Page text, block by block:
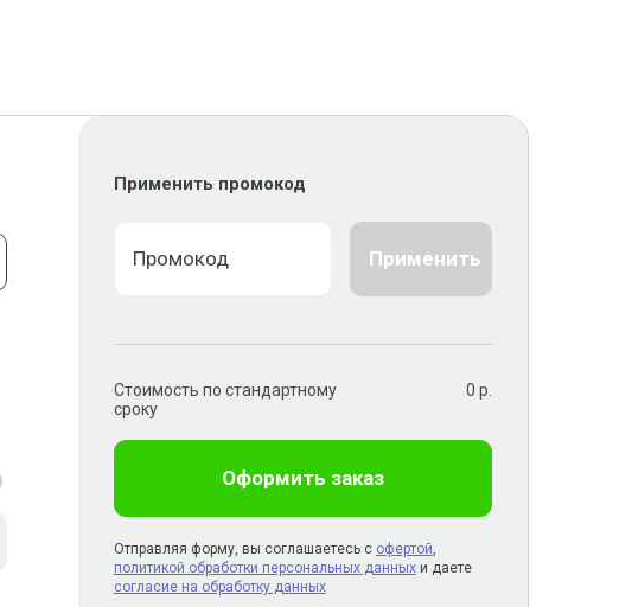
Применить промокод
Применить
Стоимость по стандартному
сроку
0 р.
Оформить заказ
Отправляя форму, вы соглашаетесь с офертой,
политикой обработки персональных данныхи даете
согласие на обработку данных